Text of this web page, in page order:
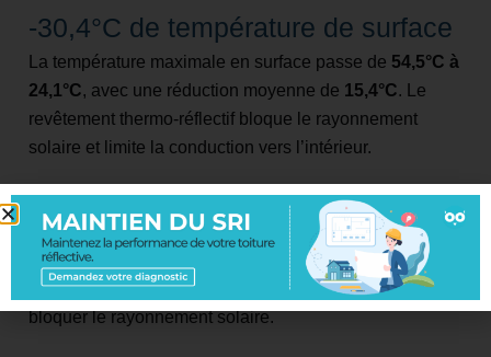
-30,4°C de température de surface
La température maximale en surface passe de 54,5°C à
24,1°C, avec une réduction moyenne de 15,4°C. Le
revêtement thermo-réflectif bloque le rayonnement
solaire et limite la conduction vers l’intérieur.
Un contraste visible à l’œil nu
La caméra thermique révèle clairement les
écarts de
température entre toiture peinte et non peinte,
confirmant l’efficacité immédiate du revêtement pour
bloquer le rayonnement solaire.